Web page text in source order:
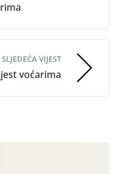
SLJEDEĆA VIJEST
voćarima